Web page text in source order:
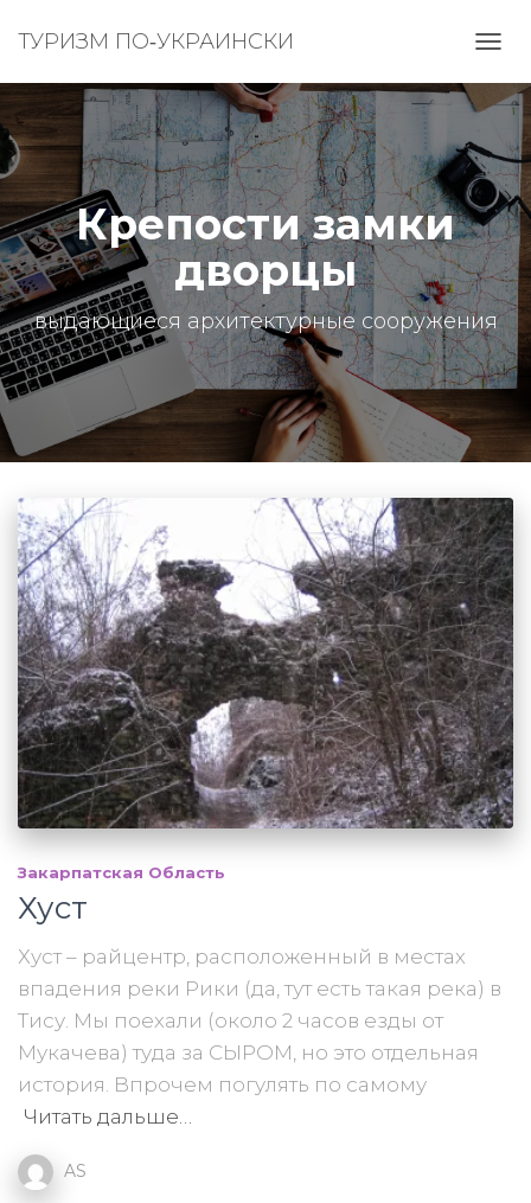
ТУРИЗМ ПО‑УКРАИНСКИ
Крепости замки
дворцы
выдающиеся архитектурные сооружения
Закарпатская Область
Хуст
Хуст – райцентр, расположенный в местах
впадения реки Рики (да, тут есть такая река) в
Тису. Мы поехали (около 2 часов езды от
Мукачева) туда за СЫРОМ, но это отдельная
история. Впрочем погулять по самому
Читать дальше…
AS